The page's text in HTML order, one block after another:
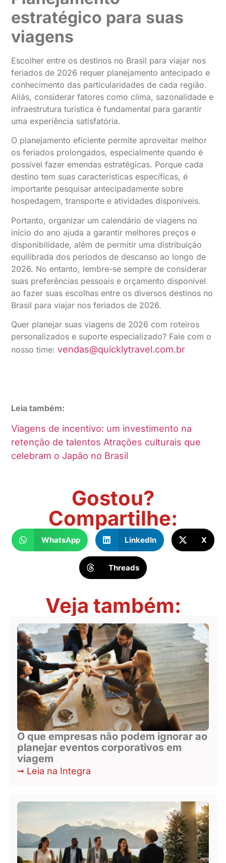
estratégico para suas
viagens
Escolher entre os destinos no Brasil para viajar nos
feriados de 2026 requer planejamento antecipado e
conhecimento das particularidades de cada região.
Aliás, considerar fatores como clima, sazonalidade e
infraestrutura turística é fundamental para garantir
uma experiência satisfatória.
O planejamento eficiente permite aproveitar melhor
os feriados prolongados, especialmente quando é
possível fazer emendas estratégicas. Porque cada
destino tem suas características específicas, é
importante pesquisar antecipadamente sobre
hospedagem, transporte e atividades disponíveis.
Portanto, organizar um calendário de viagens no
início do ano ajuda a garantir melhores preços e
disponibilidade, além de permitir uma distribuição
equilibrada dos períodos de descanso ao longo de
2026. No entanto, lembre-se sempre de considerar
suas preferências pessoais e orçamento disponível
ao fazer suas escolhas entre os diversos destinos no
Brasil para viajar nos feriados de 2026.
Quer planejar suas viagens de 2026 com roteiros
personalizados e suporte especializado? Fale com o
nosso time:vendas@quicklytravel.com.br
Leia também:
Viagens de incentivo: um investimento na
retenção de talentos Atrações culturais que
celebram o Japão no Brasil
Gostou?
Compartilhe:
WhatsApp LinkedIn X
Threads
Veja também:
O que empresas não podem ignorar ao
planejar eventos corporativos em
viagem
Leia na Integra